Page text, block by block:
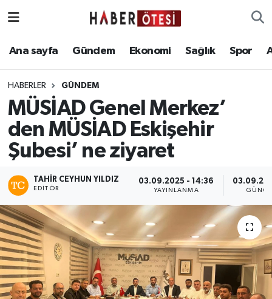
Ana sayfa Gündem Ekonomi Sağlık Spor
HABERLER GÜNDEM
MÜSİAD Genel Merkez’
den MÜSİAD Eskişehir
Şubesi’ ne ziyaret
TAHIR CEYHUN YILDIZ
EDITÖR
03.09.2025 - 14:36
YAYINLANMA
Ana sayfa
Ekonomi
Sağlık
Teknoloji
Eskişehir Nöbetçi Eczaneler
Eskişehir Namaz Vakitleri
Eskişehir Trafik Yoğunluk Haritası
Son Dakika Haberleri
Haber Arşivi